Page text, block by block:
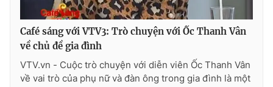
Vươn mình bằng AI
VTV9
Liên hệ tòa soạn English
Café sáng với VTV3: Trò chuyện với Ốc Thanh Vân
về chủ đề gia đình
VTV.vn - Cuộc trò chuyện với diễn viên Ốc Thanh Vân
về vai trò của phụ nữ và đàn ông trong gia đình là một